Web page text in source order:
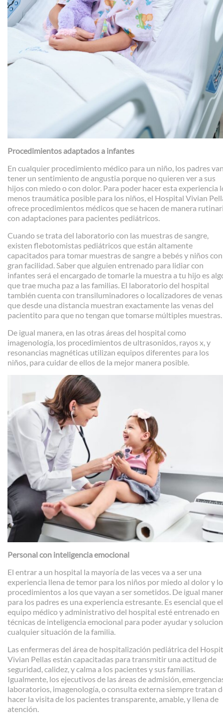
Procedimientos adaptados a infantes
En cualquier procedimiento médico para un niño, los padres
tener un sentimiento de angustia porque no quieren ver a sus
hijos con miedo o con dolor. Para poder hacer esta experiencia
menos traumática posible para los niños, el Hospital Vivian
ofrece procedimientos médicos que se hacen de manera
con adaptaciones para pacientes pediátricos.
Cuando se trata del laboratorio con las muestras de sangre,
existen flebotomistas pediátricos que están altamente
capacitados para tomar muestras de sangre a bebés y niños con
gran facilidad. Saber que alguien entrenado para lidiar con
infantes será el encargado de tomarle la muestra a tu hijo es
que trae mucha paz a las familias. El laboratorio del hospital
también cuenta con transiluminadores o localizadores de
que desde una distancia muestran exactamente las venas del
pacientito para que no tengan que tomarse múltiples muestras.
De igual manera, en las otras áreas del hospital como
imagenología, los procedimientos de ultrasonidos, rayos x, y
resonancias magnéticas utilizan equipos diferentes para los
niños, para cuidar de ellos de la mejor manera posible.
Personal con inteligencia emocional
El entrar a un hospital la mayoría de las veces va a ser una
experiencia llena de temor para los niños por miedo al dolor y
procedimientos a los que vayan a ser sometidos. De igual
para los padres es una experiencia estresante. Es esencial que el
equipo médico y administrativo del hospital esté entrenado en
técnicas de inteligencia emocional para poder ayudar y
cualquier situación de la familia.
Las enfermeras del área de hospitalización pediátrica del
Vivian Pellas están capacitadas para transmitir una actitud de
seguridad, calidez, y calma a los pacientes y sus familias.
Igualmente, los ejecutivos de las áreas de admisión,
laboratorios, imagenología, o consulta externa siempre tratan
hacer la visita de los pacientes transparente, amable, y llena de
atención.